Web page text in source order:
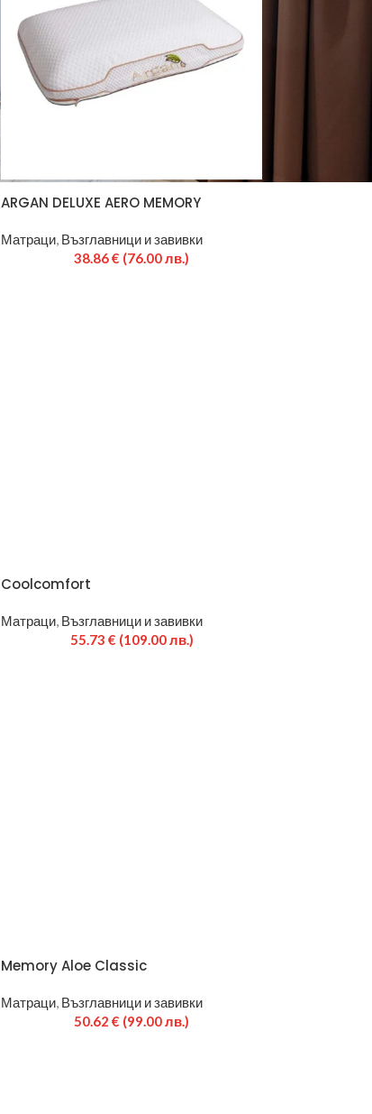
ARGAN DELUXE AERO MEMORY
Матраци, Възглавници и завивки
38.86€ (76.00 лв.)
Coolcomfort
Матраци, Възглавници и завивки
55.73 € (109.00 лв.)
Memory Aloe Classic
Матраци, Възглавници и завивки
50.62€ (99.00 лв.)